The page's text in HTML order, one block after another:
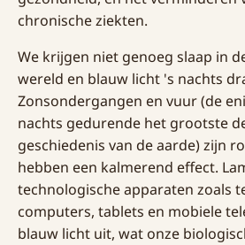
chronische ziekten.
We krijgen niet genoeg slaap in
wereld en blauw licht 's nachts
Zonsondergangen en vuur (de
nachts gedurende het grootste
geschiedenis van de aarde) zijn
hebben een kalmerend effect.
technologische apparaten zoals
computers, tablets en mobiele
blauw licht uit, wat onze